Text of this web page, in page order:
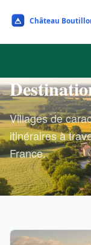
Villages de
itinéraires à
France.